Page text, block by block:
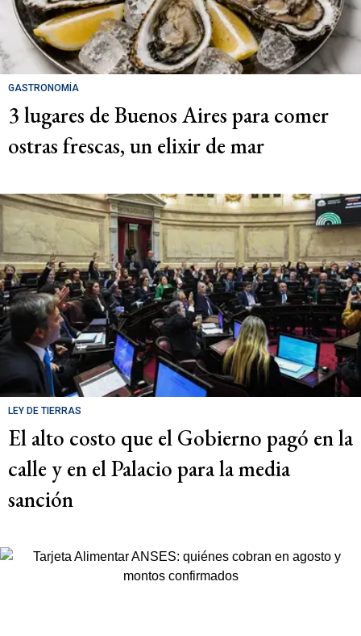
GASTRONOMÍA
3 lugares de Buenos Aires para comer
ostras frescas, un elixir de mar
LEY DE TIERRAS
El alto costo que el Gobierno pagó en la
calle y en el Palacio para la media
sanción